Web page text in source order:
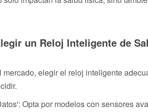
un Reloj Inteligente de
elegir el reloj inteligente
Opta por modelos con sensores